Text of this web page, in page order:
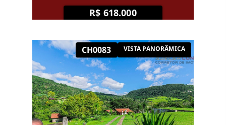
R$ 618.000
CH0083 VISTA PANORÂMICA